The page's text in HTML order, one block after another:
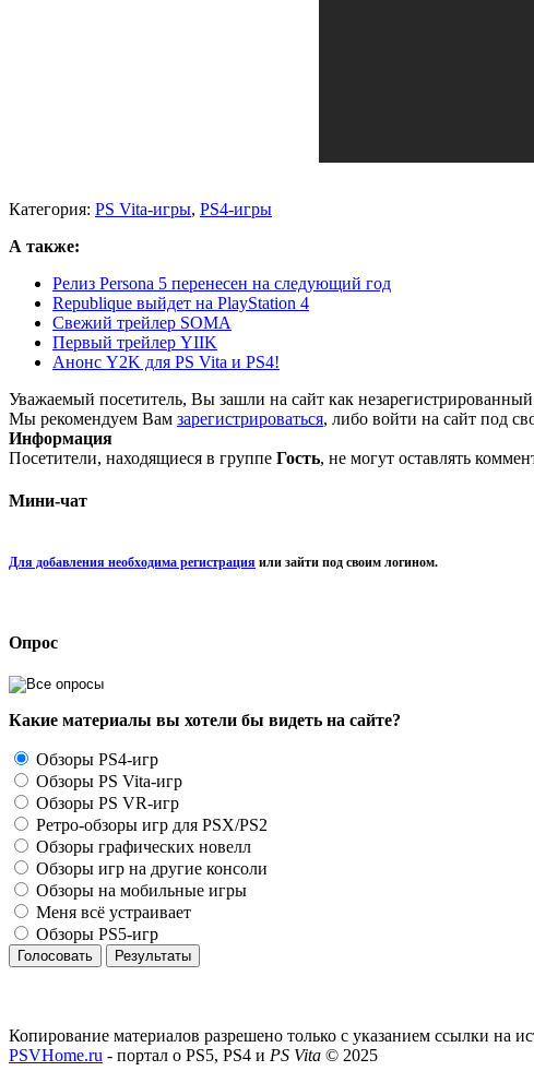
Категория: PS Vita-игры, PS4-игры
А также:
Релиз Persona 5 перенесен на следующий год
Republique выйдет на PlayStation 4
Свежий трейлер SOMA
Первый трейлер YIIK
Анонс Y2K для PS Vita и PS4!
Уважаемый посетитель, Вы зашли на сайт как незарегистрированный
Мы рекомендуем Вам зарегистрироваться, либо войти на сайт под
Информация
Посетители, находящиеся в группе Гость, не могут оставлять
Мини-чат
Для добавления необходима регистрация или зайти под своим логином.
Опрос
Какие материалы вы хотели бы видеть на сайте?
Обзоры PS4-игр
Обзоры PS Vita-игр
Обзоры PS VR-игр
Ретро-обзоры игр для PSX/PS2
Обзоры графических новелл
Обзоры игр на другие консоли
Обзоры на мобильные игры
Меня всё устраивает
Обзоры PS5-игр
Голосовать Результаты
Копирование материалов разрешено только с указанием ссылки на
PSVHome.ru - портал о PS5, PS4 и PS Vita © 2025